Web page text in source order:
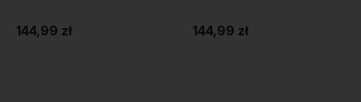
144,99 zł 144,99 zł